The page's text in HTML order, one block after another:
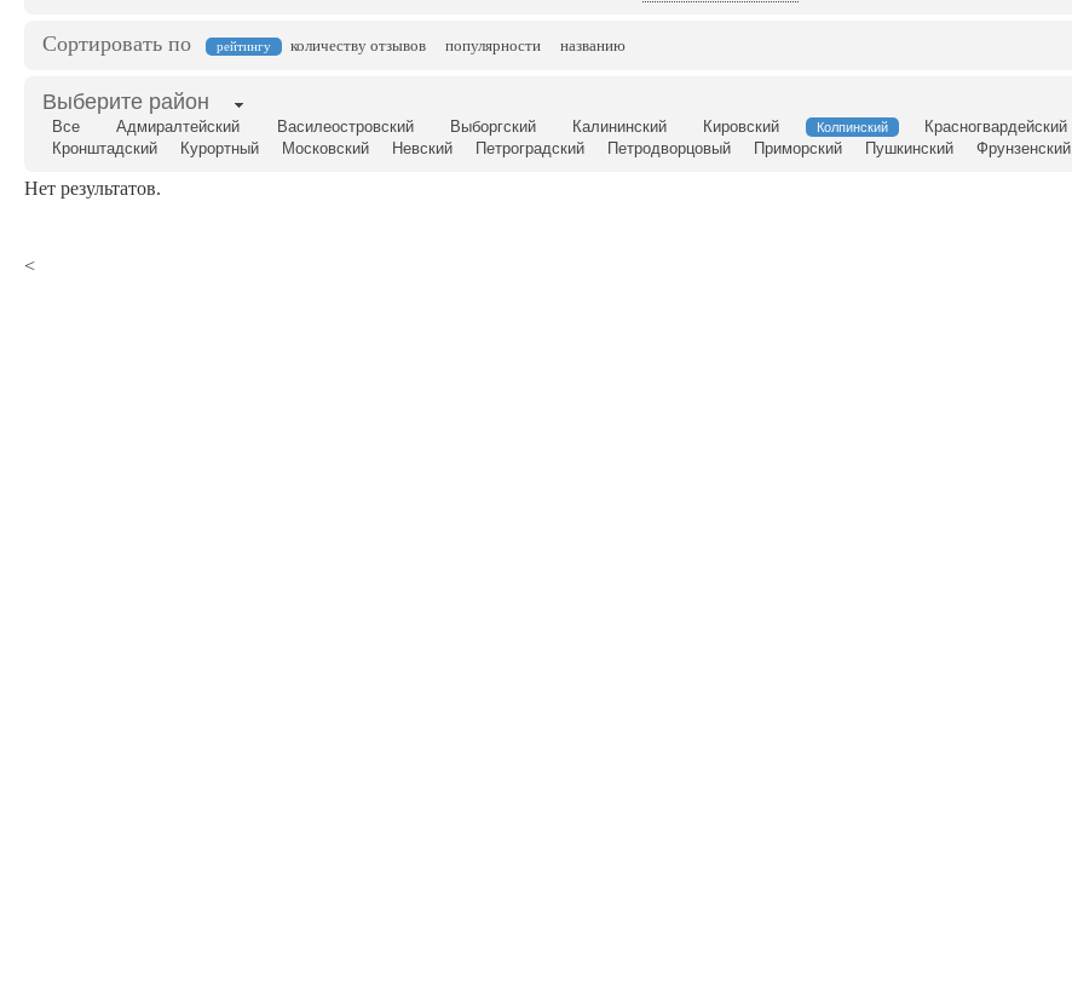
Сортировать по рейтингу количеству отзывов популярности названию
Выберите район
Все Адмиралтейский Василеостровский Выборгский Калининский Кировский Колпинский Красногвардейский
Кронштадский
Курортный Московский Невский Петроградский Петродворцовый Приморский Пушкинский Фрунзенский
Нет результатов.
<